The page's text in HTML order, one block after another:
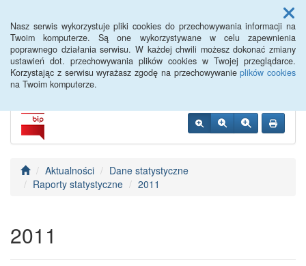
Nasz serwis wykorzystuje pliki cookies do przechowywania informacji na
Twoim komputerze. Są one wykorzystywane w celu zapewnienia
poprawnego działania serwisu. W każdej chwili możesz dokonać zmiany
ustawień dot. przechowywania plików cookies w Twojej przeglądarce.
Korzystając z serwisu wyrażasz zgodę na przechowywanieplików cookies
na Twoim komputerze.
Menu
PUP Opole
Aktualności
Dane statystyczne
Raporty statystyczne
2011
2011